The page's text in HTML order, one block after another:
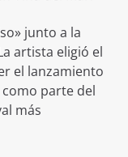
junto a la
artista eligió el
el lanzamiento
parte del
más